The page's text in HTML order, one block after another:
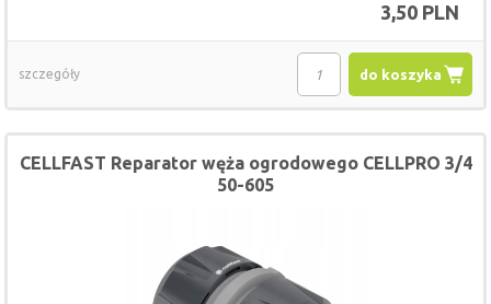
3,50 PLN
do koszyka
szczegóły
CELLFAST Reparator węża ogrodowego CELLPRO 3/4
50-605